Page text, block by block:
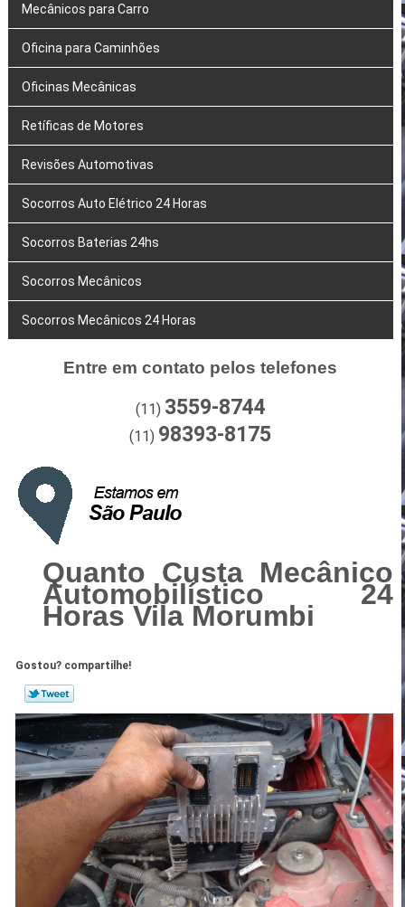
Mecânicos para Carro
Oficina para Caminhões
Oficinas Mecânicas
Retíficas de Motores
Revisões Automotivas
Socorros Auto Elétrico 24 Horas
Socorros Baterias 24hs
Socorros Mecânicos
Socorros Mecânicos 24 Horas
Entre em contato pelos telefones
(11) 3559-8744
(11) 98393-8175
Quanto Custa Mecânico
Automobilístico 24
Horas Vila Morumbi
Gostou? compartilhe!